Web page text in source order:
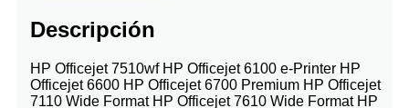
Descripción
HP Officejet 7510wf HP Officejet 6100 e-Printer HP
Officejet 6600 HP Officejet 6700 Premium HP Officejet
7110 Wide Format HP Officejet 7610 Wide Format HP